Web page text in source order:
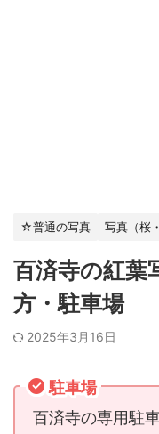
☆普通の写真 写真（桜
百済寺の紅葉
方・駐車場
2025年3月16日
駐車場
百済寺の専用駐